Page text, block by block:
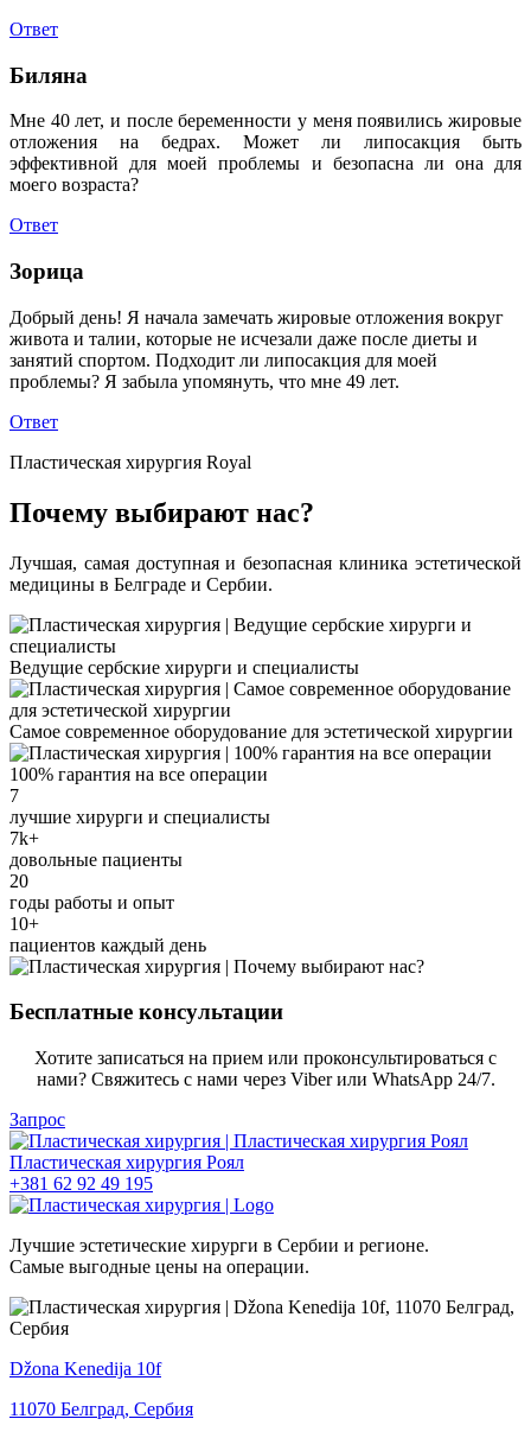
Ответ
Биляна
Мне 40 лет, и после беременности у меня появились жировые
отложения на бедрах. Может ли липосакция быть
эффективной для моей проблемы и безопасна ли она для
моего возраста?
Ответ
Зорица
Добрый день! Я начала замечать жировые отложения вокруг
живота и талии, которые не исчезали даже после диеты и
занятий спортом. Подходит ли липосакция для моей
проблемы? Я забыла упомянуть, что мне 49 лет.
Ответ
Пластическая хирургия Royal
Почему выбирают нас?
Лучшая, самая доступная и безопасная клиника эстетической
медицины в Белграде и Сербии.
Ведущие сербские хирурги и специалисты
Самое современное оборудование для эстетической хирургии
100% гарантия на все операции
7
лучшие хирурги и специалисты
7k+
довольные пациенты
20
годы работы и опыт
10+
пациентов каждый день
Бесплатные консультации
Хотите записаться на прием или проконсультироваться с
нами? Свяжитесь с нами через Viber или WhatsApp 24/7.
Запрос
+381 62 92 49 195
Лучшие эстетические хирурги в Сербии и регионе.
Самые выгодные цены на операции.
Džona Kenedija 10f
11070 Белград, Сербия